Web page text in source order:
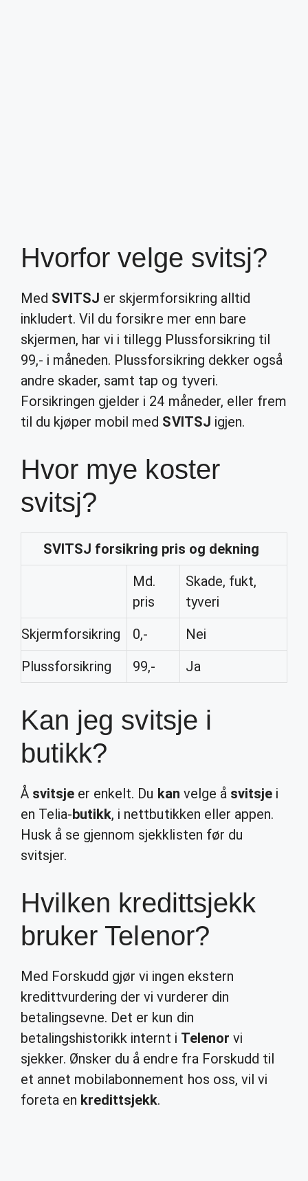
Hvorfor velge svitsj?
Med SVITSJ er skjermforsikring alltid
inkludert. Vil du forsikre mer enn bare
skjermen, har vi i tillegg Plussforsikring til
99,- i måneden. Plussforsikring dekker også
andre skader, samt tap og tyveri.
Forsikringen gjelder i 24 måneder, eller frem
til du kjøper mobil med SVITSJ igjen.
Hvor mye koster
svitsj?
SVITSJ forsikring pris og dekning
Md.
pris
Skade, fukt,
tyveri
Skjermforsikring
0,-
Nei
Plussforsikring
99,- Ja
Kan jeg svitsje i
butikk?
Å svitsje er enkelt. Du kan velge å svitsjei
en Telia-butikk, i nettbutikken eller appen.
Husk å se gjennom sjekklisten før du
svitsjer.
Hvilken kredittsjekk
bruker Telenor?
Med Forskudd gjør vi ingen ekstern
kredittvurdering der vi vurderer din
betalingsevne. Det er kun din
betalingshistorikk internt i Telenor vi
sjekker. Ønsker du å endre fra Forskudd til
et annet mobilabonnement hos oss, vil vi
foreta en kredittsjekk.